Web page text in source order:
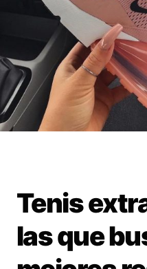
Tenis
las que